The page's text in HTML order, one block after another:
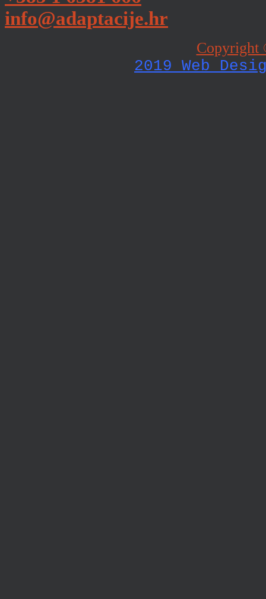
info@adaptacije.hr
Copyright
2019 Web